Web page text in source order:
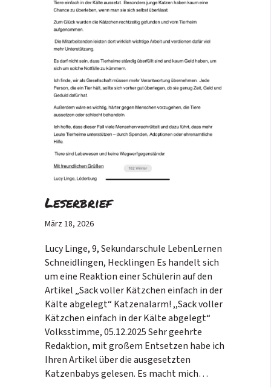
Leserbrief
März 18, 2026
Lucy Linge, 9, Sekundarschule LebenLernen
Schneidlingen, Hecklingen Es handelt sich
um eine Reaktion einer Schülerin auf den
Artikel „Sack voller Kätzchen einfach in der
Kälte abgelegt“ Katzenalarm! ,,Sack voller
Kätzchen einfach in der Kälte abgelegt“
Volksstimme, 05.12.2025 Sehr geehrte
Redaktion, mit großem Entsetzen habe ich
Ihren Artikel über die ausgesetzten
Katzenbabys gelesen. Es macht mich…